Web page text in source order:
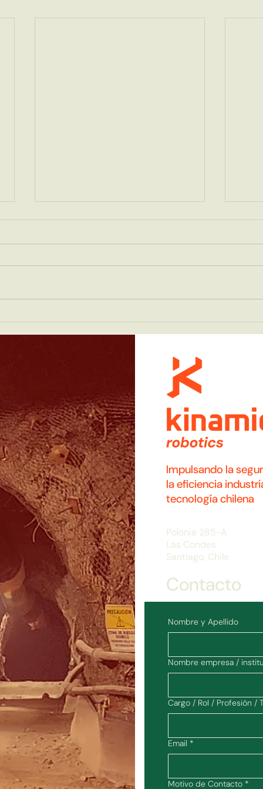
Impulsando la
la eficiencia
tecnología chilena
Polonia 285-A
Las Condes
Santiago, Chile
Contacto
Nombre y Apellido
Nombre empresa /
Cargo / Rol / Profesión /
Email *
Motivo de Contacto *